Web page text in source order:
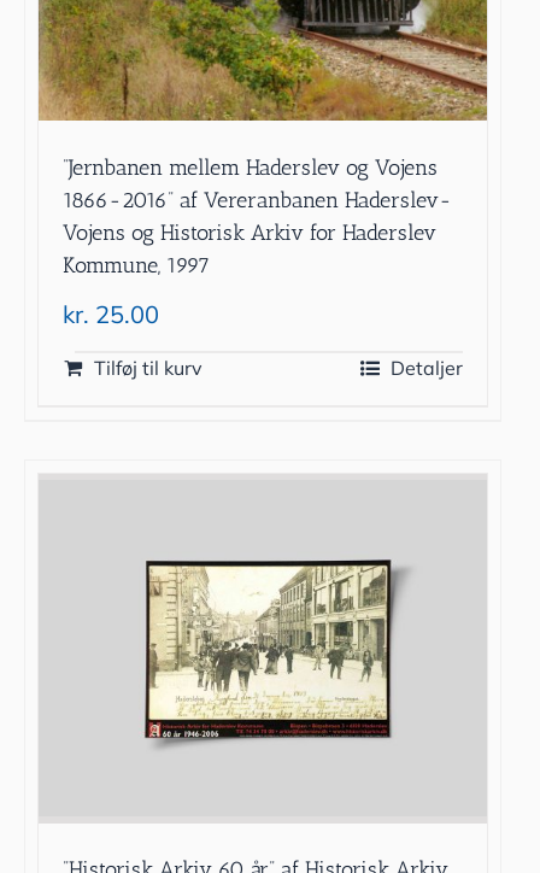
”Jernbanen mellem Haderslev og Vojens
1866-2016” af Vereranbanen Haderslev-
Vojens og Historisk Arkiv for Haderslev
Kommune, 1997
kr. 25.00
Tilføj til kurv Detaljer